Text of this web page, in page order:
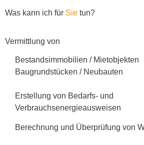
Was kann ich für Sie tun?
Vermittlung von
Bestandsimmobilien / Mietobjekten
Baugrundstücken / Neubauten
Erstellung von Bedarfs- und
Verbrauchsenergieausweisen
Berechnung und Überprüfung von